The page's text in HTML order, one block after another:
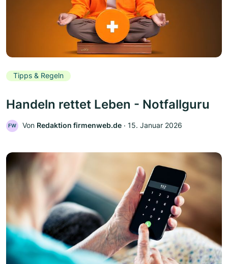
Tipps & Regeln
Handeln rettet Leben - Notfallguru
FW Von Redaktion firmenweb.de ‧ 15. Januar 2026